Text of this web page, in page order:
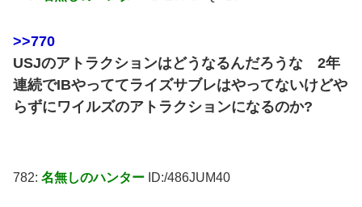
>>770
USJのアトラクションはどうなるんだろうな 2年
連続でIBやっててライズサブレはやってないけどや
らずにワイルズのアトラクションになるのか?
782: 名無しのハンター ID:/486JUM40